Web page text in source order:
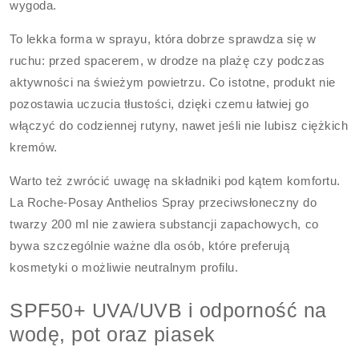
wygoda.
To lekka forma w sprayu, która dobrze sprawdza się w
ruchu: przed spacerem, w drodze na plażę czy podczas
aktywności na świeżym powietrzu. Co istotne, produkt nie
pozostawia uczucia tłustości, dzięki czemu łatwiej go
włączyć do codziennej rutyny, nawet jeśli nie lubisz ciężkich
kremów.
Warto też zwrócić uwagę na składniki pod kątem komfortu.
La Roche-Posay Anthelios Spray przeciwsłoneczny do
twarzy 200 ml nie zawiera substancji zapachowych, co
bywa szczególnie ważne dla osób, które preferują
kosmetyki o możliwie neutralnym profilu.
SPF50+ UVA/UVB i odporność na
wodę, pot oraz piasek